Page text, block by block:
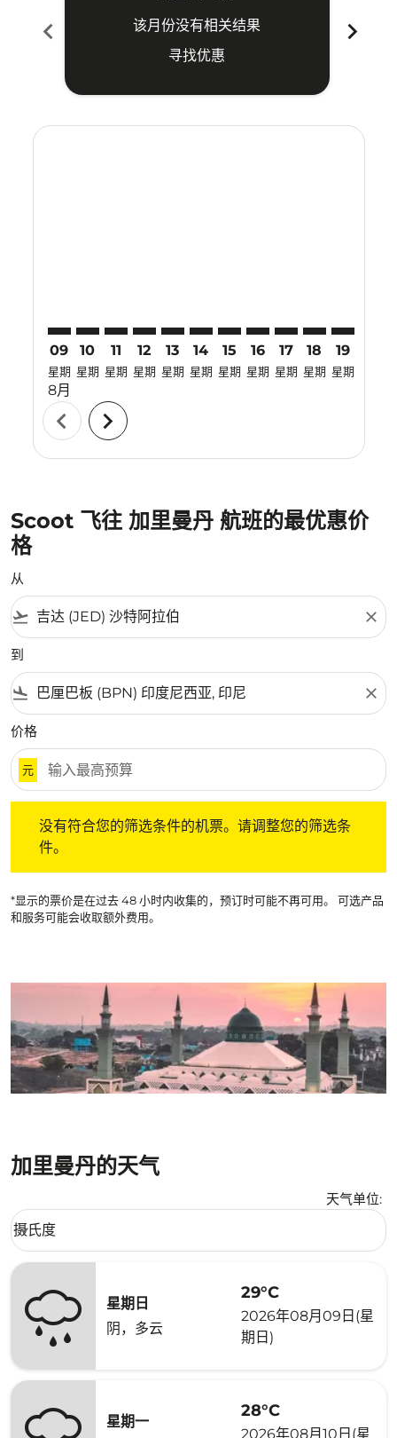
chevron_left
该月份没有相关结果
寻找优惠
chevron_right
09
星期
8月
10
星期
11
星期
12
星期
13
星期
14
星期
15
星期
16
星期
17
星期
18
星期
19
星期
chevron_left chevron_right
Scoot 飞往 加里曼丹 航班的最优惠价
格
从
flight_takeoff close
到
flight_land close
价格
元
没有符合您的筛选条件的机票。请调整您的筛选条
件。
*显示的票价是在过去 48 小时内收集的，预订时可能不再可用。 可选产品
和服务可能会收取额外费用。
加里曼丹的天气
天气单位:
Weather unit option 摄氏度 Selected
摄氏度
keyboard_arrow_down
星期日
阴，多云
29°C
2026年08月09日(星
期日)
星期一
28°C
2026年08月10日(星